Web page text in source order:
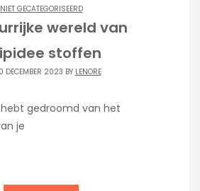
NIET GECATEGORISEERD
wereld van
stoffen
DECEMBER 2023 BY LENORE
gedroomd van het
je